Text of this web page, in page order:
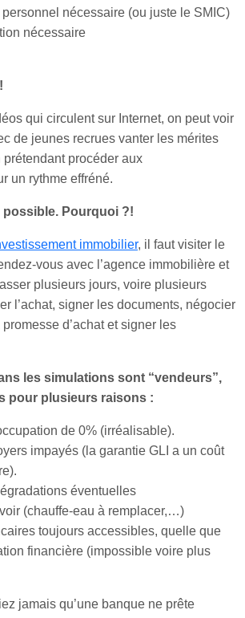
nécessaire (ou juste le SMIC)
nécessaire
qui circulent sur Internet, on peut voir
de jeunes recrues vanter les mérites
procéder aux
un rythme effréné.
possible. Pourquoi ?!
immobilier, il faut visiter le
vous avec l’agence immobilière et
plusieurs jours, voire plusieurs
l’achat, signer les documents, négocier
d’achat et signer les
les simulations sont “vendeurs”,
pour plusieurs raisons :
de 0% (irréalisable).
impayés (la garantie GLI a un coût
éventuelles
(chauffe-eau à remplacer,…)
toujours accessibles, quelle que
financière (impossible voire plus
jamais qu’une banque ne prête